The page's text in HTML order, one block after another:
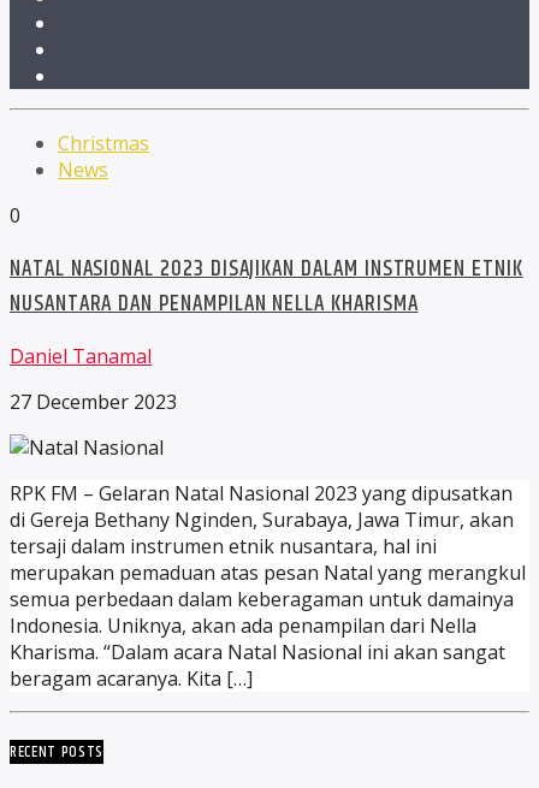
Christmas
News
0
NATAL NASIONAL 2023 DISAJIKAN DALAM INSTRUMEN ETNIK
NUSANTARA DAN PENAMPILAN NELLA KHARISMA
Daniel Tanamal
27 December 2023
RPK FM – Gelaran Natal Nasional 2023 yang dipusatkan
di Gereja Bethany Nginden, Surabaya, Jawa Timur, akan
tersaji dalam instrumen etnik nusantara, hal ini
merupakan pemaduan atas pesan Natal yang merangkul
semua perbedaan dalam keberagaman untuk damainya
Indonesia. Uniknya, akan ada penampilan dari Nella
Kharisma. “Dalam acara Natal Nasional ini akan sangat
beragam acaranya. Kita […]
RECENT POSTS